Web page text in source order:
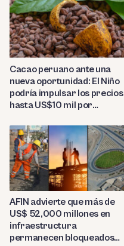
Cacao peruano ante una
nueva oportunidad: El Niño
podría impulsar los precios
hasta US$10 mil por
AFIN advierte que más de
US$ 52,000 millones en
infraestructura
permanecen bloqueados